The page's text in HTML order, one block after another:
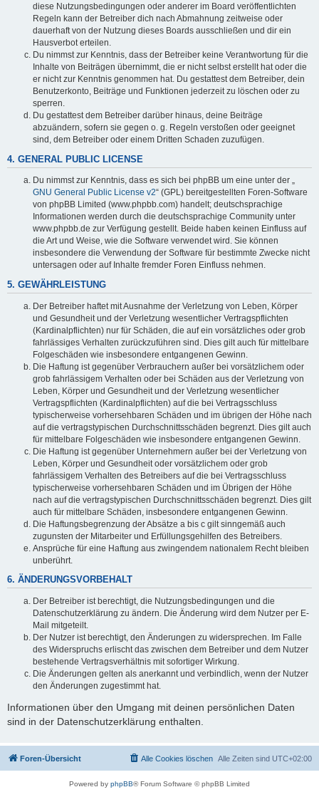
diese Nutzungsbedingungen oder anderer im Board veröffentlichten
Regeln kann der Betreiber dich nach Abmahnung zeitweise oder
dauerhaft von der Nutzung dieses Boards ausschließen und dir ein
Hausverbot erteilen.
Du nimmst zur Kenntnis, dass der Betreiber keine Verantwortung für die
Inhalte von Beiträgen übernimmt, die er nicht selbst erstellt hat oder die
er nicht zur Kenntnis genommen hat. Du gestattest dem Betreiber, dein
Benutzerkonto, Beiträge und Funktionen jederzeit zu löschen oder zu
sperren.
Du gestattest dem Betreiber darüber hinaus, deine Beiträge
abzuändern, sofern sie gegen o. g. Regeln verstoßen oder geeignet
sind, dem Betreiber oder einem Dritten Schaden zuzufügen.
4. GENERAL PUBLIC LICENSE
Du nimmst zur Kenntnis, dass es sich bei phpBB um eine unter der „
GNU General Public License v2“ (GPL) bereitgestellten Foren-Software
von phpBB Limited (www.phpbb.com) handelt; deutschsprachige
Informationen werden durch die deutschsprachige Community unter
www.phpbb.de zur Verfügung gestellt. Beide haben keinen Einfluss auf
die Art und Weise, wie die Software verwendet wird. Sie können
insbesondere die Verwendung der Software für bestimmte Zwecke nicht
untersagen oder auf Inhalte fremder Foren Einfluss nehmen.
5. GEWÄHRLEISTUNG
Der Betreiber haftet mit Ausnahme der Verletzung von Leben, Körper
und Gesundheit und der Verletzung wesentlicher Vertragspflichten
(Kardinalpflichten) nur für Schäden, die auf ein vorsätzliches oder grob
fahrlässiges Verhalten zurückzuführen sind. Dies gilt auch für mittelbare
Folgeschäden wie insbesondere entgangenen Gewinn.
Die Haftung ist gegenüber Verbrauchern außer bei vorsätzlichem oder
grob fahrlässigem Verhalten oder bei Schäden aus der Verletzung von
Leben, Körper und Gesundheit und der Verletzung wesentlicher
Vertragspflichten (Kardinalpflichten) auf die bei Vertragsschluss
typischerweise vorhersehbaren Schäden und im übrigen der Höhe nach
auf die vertragstypischen Durchschnittsschäden begrenzt. Dies gilt auch
für mittelbare Folgeschäden wie insbesondere entgangenen Gewinn.
Die Haftung ist gegenüber Unternehmern außer bei der Verletzung von
Leben, Körper und Gesundheit oder vorsätzlichem oder grob
fahrlässigem Verhalten des Betreibers auf die bei Vertragsschluss
typischerweise vorhersehbaren Schäden und im Übrigen der Höhe
nach auf die vertragstypischen Durchschnittsschäden begrenzt. Dies gilt
auch für mittelbare Schäden, insbesondere entgangenen Gewinn.
Die Haftungsbegrenzung der Absätze a bis c gilt sinngemäß auch
zugunsten der Mitarbeiter und Erfüllungsgehilfen des Betreibers.
Ansprüche für eine Haftung aus zwingendem nationalem Recht bleiben
unberührt.
6. ÄNDERUNGSVORBEHALT
Der Betreiber ist berechtigt, die Nutzungsbedingungen und die
Datenschutzerklärung zu ändern. Die Änderung wird dem Nutzer per E-
Mail mitgeteilt.
Der Nutzer ist berechtigt, den Änderungen zu widersprechen. Im Falle
des Widerspruchs erlischt das zwischen dem Betreiber und dem Nutzer
bestehende Vertragsverhältnis mit sofortiger Wirkung.
Die Änderungen gelten als anerkannt und verbindlich, wenn der Nutzer
den Änderungen zugestimmt hat.
Informationen über den Umgang mit deinen persönlichen Daten
sind in der Datenschutzerklärung enthalten.
Foren-Übersicht Alle Zeiten sind UTC+02:00
Alle Cookies löschen
Powered by phpBB® Forum Software © phpBB Limited